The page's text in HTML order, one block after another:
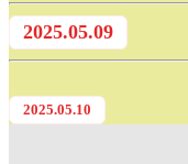
2025.05.09
2025.05.10